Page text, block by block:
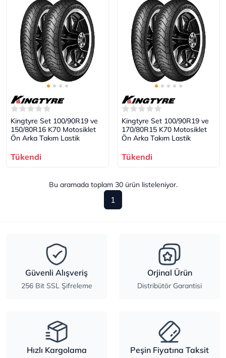
Kingtyre Set 100/90R19 ve
150/80R16 K70 Motosiklet
Ön Arka Takım Lastik
Tükendi
Kingtyre Set 100/90R19 ve
170/80R15 K70 Motosiklet
Ön Arka Takım Lastik
Tükendi
Bu aramada toplam 30ürün listeleniyor.
1
Güvenli Alışveriş
256 Bit SSL Şifreleme
Orjinal Ürün
Distribütör Garantisi
Hızlı Kargolama Peşin Fiyatına Taksit